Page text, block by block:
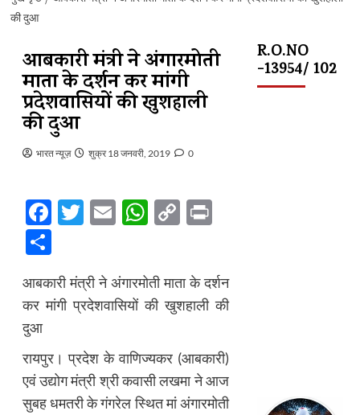
की दुआ
आबकारी मंत्री ने अंगारमोती
माता के दर्शन कर मांगी
प्रदेशवासियों की खुशहाली
की दुआ
भारत न्यूज़ शुक्र 18 जनवरी, 2019 0
Facebook
Twitter
EmailWhatsApp
CopyPrint
Share
आबकारी मंत्री ने अंगारमोती माता के दर्शन
कर मांगी प्रदेशवासियों की खुशहाली की
दुआ
रायपुर। प्रदेश के वाणिज्यकर (आबकारी)
एवं उद्योग मंत्री श्री कवासी लखमा ने आज
सुबह धमतरी के गंगरेल स्थित मां अंगारमोती
R.O.NO
-13954/ 102